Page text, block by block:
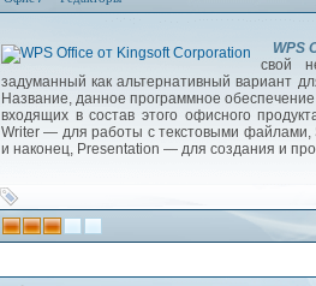
WPS
свой
задуманный как альтернативный вариант
Название, данное программное
входящих в состав этого офисного
Writer — для работы с текстовыми файлами,
и наконец, Presentation — для создания и